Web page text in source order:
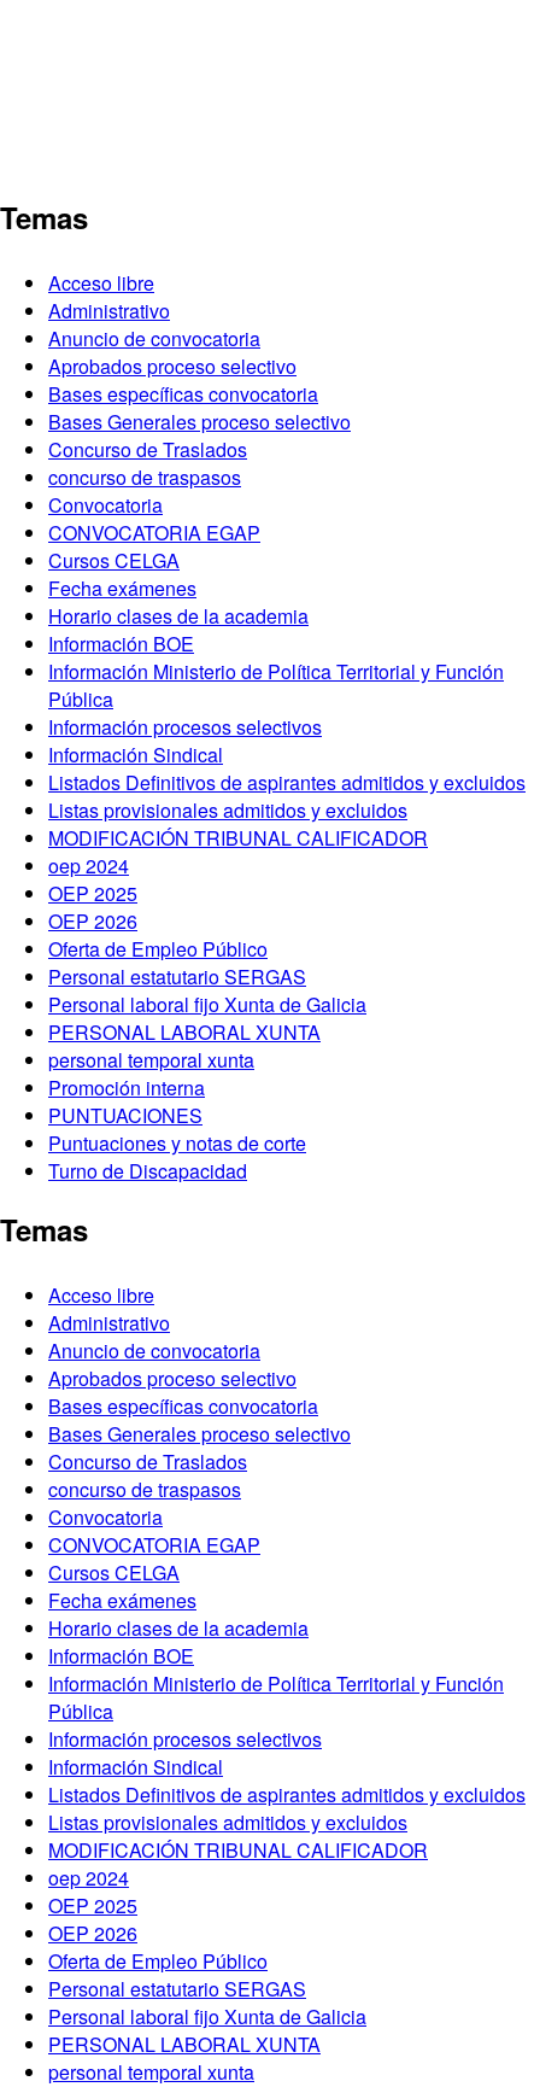
Temas
Acceso libre
Administrativo
Anuncio de convocatoria
Aprobados proceso selectivo
Bases específicas convocatoria
Bases Generales proceso selectivo
Concurso de Traslados
concurso de traspasos
Convocatoria
CONVOCATORIA EGAP
Cursos CELGA
Fecha exámenes
Horario clases de la academia
Información BOE
Información Ministerio de Política Territorial y Función
Pública
Información procesos selectivos
Información Sindical
Listados Definitivos de aspirantes admitidos y excluidos
Listas provisionales admitidos y excluidos
MODIFICACIÓN TRIBUNAL CALIFICADOR
oep 2024
OEP 2025
OEP 2026
Oferta de Empleo Público
Personal estatutario SERGAS
Personal laboral fijo Xunta de Galicia
PERSONAL LABORAL XUNTA
personal temporal xunta
Promoción interna
PUNTUACIONES
Puntuaciones y notas de corte
Turno de Discapacidad
Temas
Acceso libre
Administrativo
Anuncio de convocatoria
Aprobados proceso selectivo
Bases específicas convocatoria
Bases Generales proceso selectivo
Concurso de Traslados
concurso de traspasos
Convocatoria
CONVOCATORIA EGAP
Cursos CELGA
Fecha exámenes
Horario clases de la academia
Información BOE
Información Ministerio de Política Territorial y Función
Pública
Información procesos selectivos
Información Sindical
Listados Definitivos de aspirantes admitidos y excluidos
Listas provisionales admitidos y excluidos
MODIFICACIÓN TRIBUNAL CALIFICADOR
oep 2024
OEP 2025
OEP 2026
Oferta de Empleo Público
Personal estatutario SERGAS
Personal laboral fijo Xunta de Galicia
PERSONAL LABORAL XUNTA
personal temporal xunta